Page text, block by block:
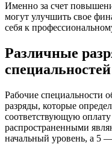
Именно за счет
могут улучшить свое
себя к
Различные
специальностей
Рабочие специальности
разряды, которые
соответствующую
распространенными
начальный уровень, а 5